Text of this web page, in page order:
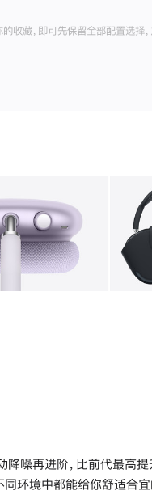
收藏，即可先保留全部配置选择
图库 图像 4
降噪再进阶，比前代最高
环境中都能给你舒适合